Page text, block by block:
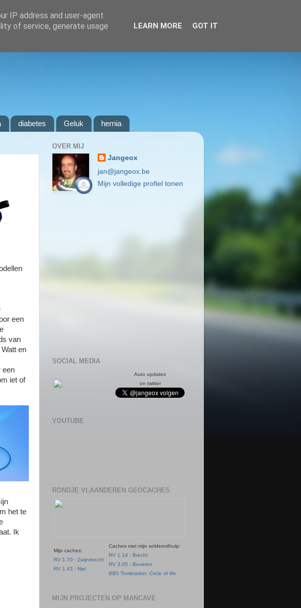
diabetes Geluk hernia
een
van
en
een
iet of
het te
Ik
OVER MIJ
Jangeox
jan@jangeox.be
Mijn volledige profiel tonen
SOCIAL MEDIA
Auto updates
on twitter
YOUTUBE
RONDJE VLAANDEREN GEOCACHES
Mijn caches:
RV 1.70 : Zwijndrecht
RV 1.43 : Niel
Caches met mijn soldeerdhulp:
RV 1.14 : Brecht
RV 3.05 : Beveren
BB5 Tombraider: Circle of life
MIJN PROJECTEN OP MANCAVE
IP address and user-agent
of service, generate usage
LEARN MORE GOT IT